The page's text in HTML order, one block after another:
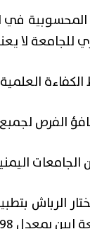
المحسوبية
للجامعة لا
الرباش
وشرفا لمحافظة أبين.